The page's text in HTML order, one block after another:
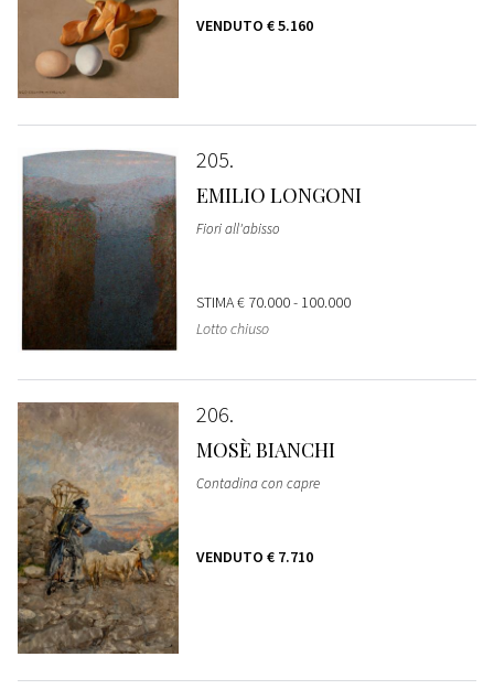
VENDUTO € 5.160
205
EMILIO LONGONI
Fiori all'abisso
STIMA€ 70.000 - 100.000
Lotto chiuso
206
MOSÈ BIANCHI
Contadina con capre
VENDUTO € 7.710